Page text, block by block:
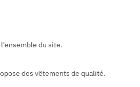
du site.
des vêtements de qualité.